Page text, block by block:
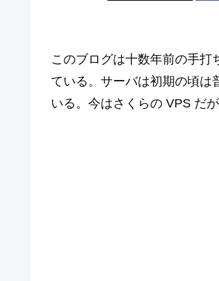
このブログは十数年前の手打
ている。サーバは初期の頃は
いる。今はさくらの VPS だ